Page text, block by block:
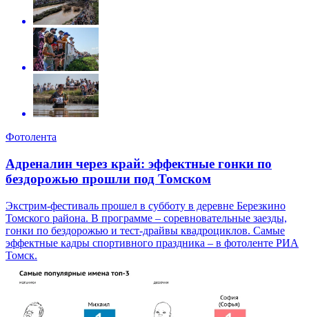
Фотолента
Адреналин через край: эффектные гонки по
бездорожью прошли под Томском
Экстрим-фестиваль прошел в субботу в деревне Березкино
Томского района. В программе – соревновательные заезды,
гонки по бездорожью и тест-драйвы квадроциклов. Самые
эффектные кадры спортивного праздника – в фотоленте РИА
Томск.